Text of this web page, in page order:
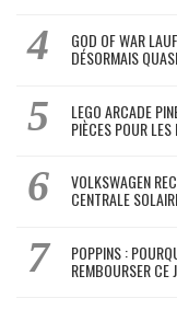
GOD OF WAR
DÉSORMAIS
LEGO ARCADE
PIÈCES POUR LES
VOLKSWAGEN
CENTRALE
POPPINS :
REMBOURSER CE